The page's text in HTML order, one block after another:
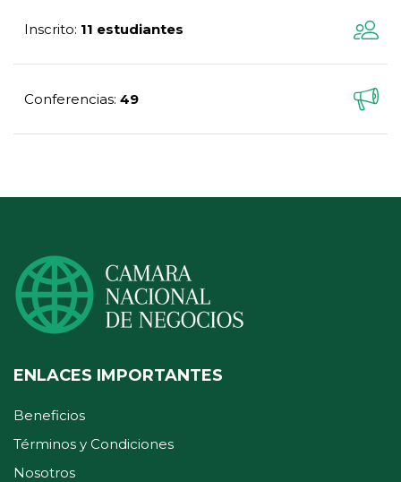
Inscrito: 11 estudiantes
Conferencias: 49
ENLACES IMPORTANTES
Beneficios
Términos y Condiciones
Nosotros